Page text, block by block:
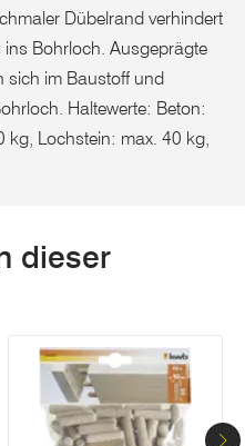
Dübelrand verhindert
Bohrloch. Ausgeprägte
sich im Baustoff und
Haltewerte: Beton:
kg, Lochstein: max. 40 kg,
dieser